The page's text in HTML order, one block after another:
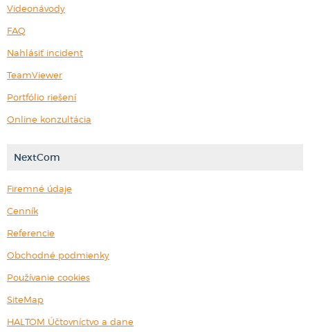
Videonávody
FAQ
Nahlásiť incident
TeamViewer
Portfólio riešení
Online konzultácia
NextCom
Firemné údaje
Cenník
Referencie
Obchodné podmienky
Používanie cookies
SiteMap
HALTOM Účtovníctvo a dane